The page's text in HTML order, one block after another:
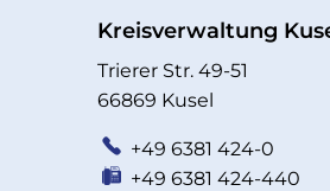
Kreisverwaltung
Trierer Str. 49-51
66869 Kusel
+49 6381 424-0
+49 6381 424-440